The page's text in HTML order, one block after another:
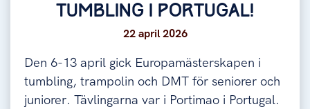
TUMBLING I PORTUGAL!
22 april 2026
Den 6-13 april gick Europamästerskapen i
tumbling, trampolin och DMT för seniorer och
juniorer. Tävlingarna var i Portimao i Portugal.